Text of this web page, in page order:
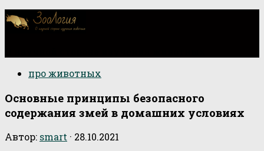
про животных
Основные принципы безопасного
содержания змей в домашних условиях
Автор: smart · 28.10.2021